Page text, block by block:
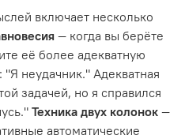
включает несколько
— когда вы берёте
её более адекватную
неудачник." Адекватная
задачей, но я справился
Техника двух колонок —
автоматические